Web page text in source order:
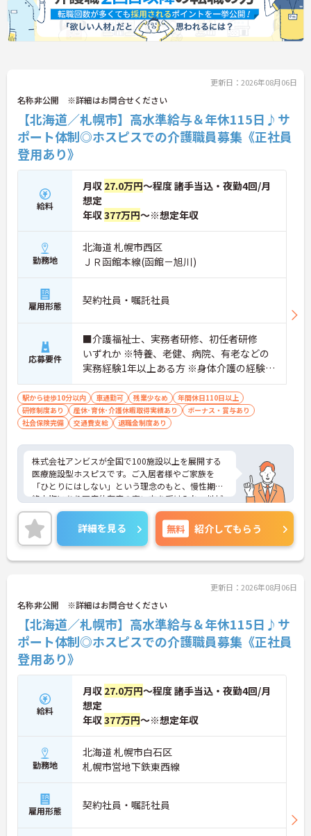
更新日：2026年08月06日
名称非公開 ※詳細はお問合せください
【北海道／札幌市】高水準給与＆年休115日♪サ
ポート体制◎ホスピスでの介護職員募集《正社員
登用あり》
給料
月収 27.0万円～程度 諸手当込・夜勤4回/月
想定
年収377万円～※想定年収
勤務地
北海道 札幌市西区
ＪＲ函館本線(函館－旭川)
雇用形態 契約社員・嘱託社員
応募要件
■介護福祉士、実務者研修、初任者研修
いずれか ※特養、老健、病院、有老などの
実務経験1年以上ある方 ※身体介護の経験年
以上ある方、機械浴の使用の経験のある方
歓迎
駅から徒歩10分以内 車通勤可 残業少なめ
年間休日110日以上
研修制度あり
産休･育休･介護休暇取得実績あり
ボーナス・賞与あり
社会保険完備
交通費支給 退職金制度あり
株式会社アンビスが全国で100施設以上を展開する
医療施設型ホスピスです。ご入居者様やご家族を
「ひとりにはしない」という理念のもと、慢性期や
終末期にあり医療依存度の高い方を受け入れ、地域
医療を支える社会的意義の高い事業を推進していま
す。現場には看護師が24時間常駐しています。急変
時の対応や医療行為は看護師が担当するため、初任
者研修や実務者研修の方も食事介助や入浴介助など
の生活を支えるケアに専念できる環境です。多職種
連携の体制がしっかりと整っています。働き方の面
では、夜勤明けの翌日が原則として公休となるほ
か、月平均の残業時間も5時間から7時間程度とかな
り少なめです。常勤スタッフの比率が90パーセント
を超えているため急な勤務変更が発生しにくく、あ
らかじめ決められた訪問予定表に沿って規則正しく
働けます。入職後は現場スタッフによるお一人おひ
とりに合わせた個別のOJT研修が実施されます。eラ
ーニングも導入されており、多職種と連携しながら
専門性を着実に深めていける環境が用意されていま
す。
★おすすめPOINT★
＜個別ＯＪＴとチーム連携で着実に成長！＞
・入職後はお一人おひとりの習熟度に合わせた個別
のＯＪＴ研修を実施し、ｅラーニングを用いた学習
の機会も提供されます
・施設内には看護師が24時間常駐しており、急変時
の対応や専門的な医療処置は看護師が担当するため
詳細を見る 無料 紹介してもらう
更新日：2026年08月06日
名称非公開 ※詳細はお問合せください
【北海道／札幌市】高水準給与＆年休115日♪サ
ポート体制◎ホスピスでの介護職員募集《正社員
登用あり》
給料
月収 27.0万円～程度 諸手当込・夜勤4回/月
想定
年収377万円～※想定年収
勤務地
北海道 札幌市白石区
札幌市営地下鉄東西線
雇用形態 契約社員・嘱託社員